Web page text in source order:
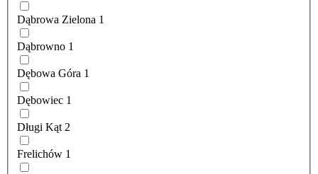
Dąbrowa Zielona 1
Dąbrowno 1
Dębowa Góra 1
Dębowiec 1
Długi Kąt 2
Frelichów 1